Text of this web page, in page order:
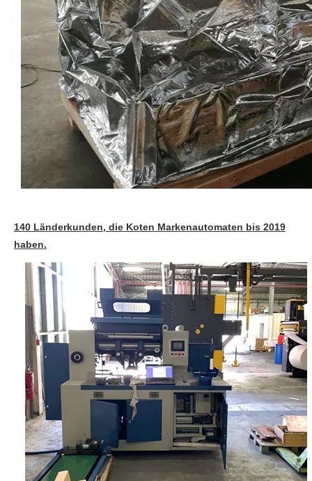
140 Länderkunden, die Koten Markenautomaten bis 2019
haben.